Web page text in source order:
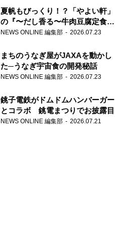
夏帆もびっくり！？「やよい軒」
の『〜だし香る〜牛肉豆腐定食』
が香り高すぎる
NEWS ONLINE 編集部 2026.07.23
まちのうなぎ屋がJAXAを動かし
た─うなぎ宇宙食の開発秘話
NEWS ONLINE 編集部 2026.07.23
銚子電鉄がドムドムハンバーガー
とコラボ 銚電まつりでお披露目
NEWS ONLINE 編集部 2026.07.21